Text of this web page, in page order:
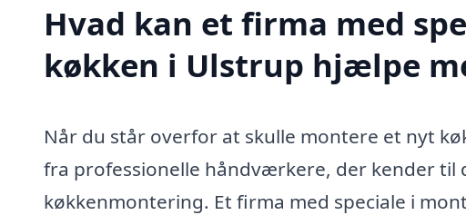
Hvad kan et firma med
køkken i Ulstrup hjælpe
Når du står overfor at skulle montere et nyt
fra professionelle håndværkere, der kender til
køkkenmontering. Et firma med speciale i